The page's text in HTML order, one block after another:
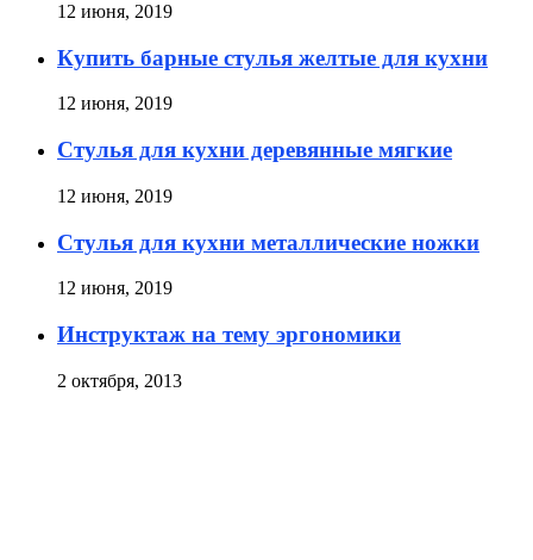
12 июня, 2019
Купить барные стулья желтые для кухни
12 июня, 2019
Стулья для кухни деревянные мягкие
12 июня, 2019
Стулья для кухни металлические ножки
12 июня, 2019
Инструктаж на тему эргономики
2 октября, 2013